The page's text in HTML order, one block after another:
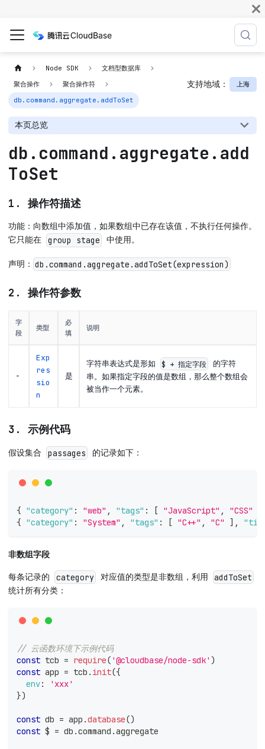
Node SDK
文档型数据库
聚合操作
聚合操作符
db.command.aggregate.addToSet
支持地域： 上海
本页总览
db.command.aggregate.add
ToSet
1. 操作符描述
功能：向数组中添加值，如果数组中已存在该值，不执行任何操作。
它只能在
group stage 中使用。
声明： db.command.aggregate.addToSet(expression)
2. 操作符参数
字
段
类型
必
填
说明
-
Exp
res
sio
n
是
字符串表达式是形如 $ + 指定字段
的字符
串。如果指定字段的值是数组，那么整个数组会
被当作一个元素。
3. 示例代码
假设集合 passages 的记录如下：
{ "category" : "web" , "tags" : [ "JavaScript" , "CSS"
{ "category" : "System" , "tags" : [ "C++" , "C" ] ,
非数组字段
每条记录的 category 对应值的类型是非数组，利用
addToSet
统计所有分类：
// 云函数环境下示例代码
const tcb = require( '@cloudbase/node-sdk' )
const app = tcb . init({
env:
'xxx'
})
const db = app .database()
const $ = db .command .aggregate